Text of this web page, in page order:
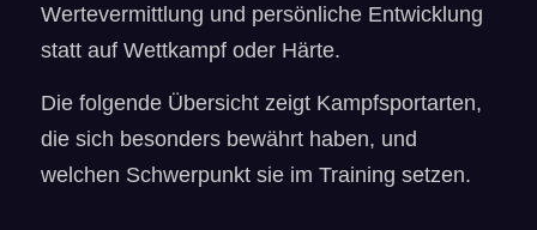
Wertevermittlung und persönliche Entwicklung
statt auf Wettkampf oder Härte.
Die folgende Übersicht zeigt Kampfsportarten,
die sich besonders bewährt haben, und
welchen Schwerpunkt sie im Training setzen.